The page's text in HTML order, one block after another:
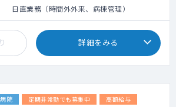
日直業務（時間外外来、病棟管理）
詳細をみる
病院 定期非常勤でも募集中
高額給与